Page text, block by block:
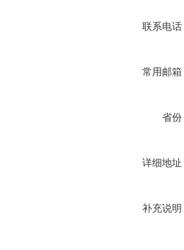
联系电话
常用邮箱
省份
详细地址
补充说明